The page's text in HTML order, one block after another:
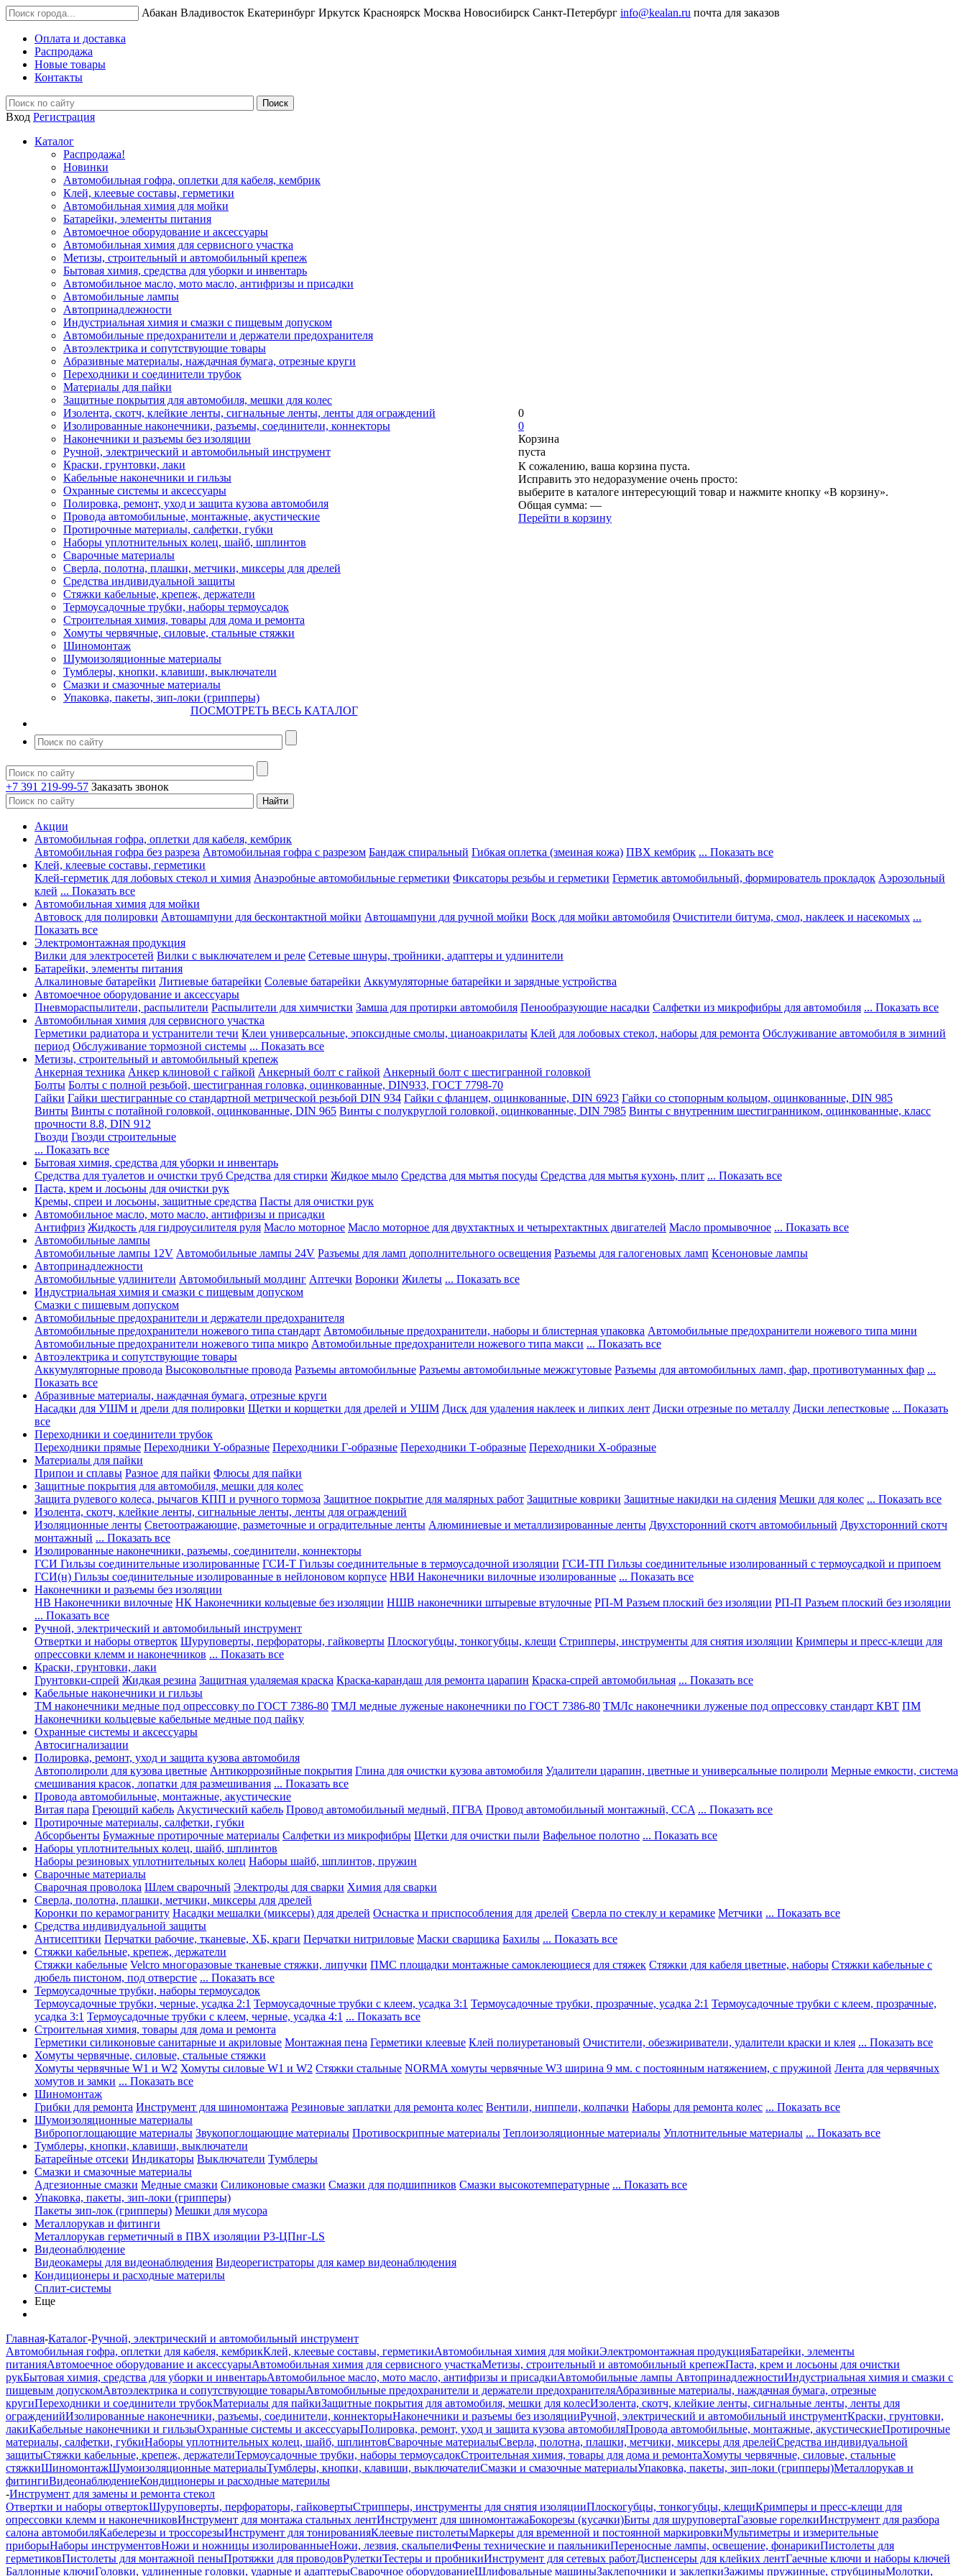
Абакан Владивосток Екатеринбург Иркутск Красноярск Москва Новосибирск Санкт-Петербург info@kealan.ru почта для заказов
Оплата и доставка
Распродажа
Новые товары
Контакты
Вход Регистрация
Каталог
Распродажа!
Новинки
Автомобильная гофра, оплетки для кабеля, кембрик
Клей, клеевые составы, герметики
Автомобильная химия для мойки
Батарейки, элементы питания
Автомоечное оборудование и аксессуары
Автомобильная химия для сервисного участка
Метизы, строительный и автомобильный крепеж
Бытовая химия, средства для уборки и инвентарь
Автомобильное масло, мото масло, антифризы и присадки
Автомобильные лампы
Автопринадлежности
Индустриальная химия и смазки с пищевым допуском
Автомобильные предохранители и держатели предохранителя
Автоэлектрика и сопутствующие товары
Абразивные материалы, наждачная бумага, отрезные круги
Переходники и соединители трубок
Материалы для пайки
Защитные покрытия для автомобиля, мешки для колес
Изолента, скотч, клейкие ленты, сигнальные ленты, ленты для ограждений
Изолированные наконечники, разъемы, соединители, коннекторы
Наконечники и разъемы без изоляции
Ручной, электрический и автомобильный инструмент
Краски, грунтовки, лаки
Кабельные наконечники и гильзы
Охранные системы и аксессуары
Полировка, ремонт, уход и защита кузова автомобиля
Провода автомобильные, монтажные, акустические
Протирочные материалы, салфетки, губки
Наборы уплотнительных колец, шайб, шплинтов
Сварочные материалы
Сверла, полотна, плашки, метчики, миксеры для дрелей
Средства индивидуальной защиты
Стяжки кабельные, крепеж, держатели
Термоусадочные трубки, наборы термоусадок
Строительная химия, товары для дома и ремонта
Хомуты червячные, силовые, стальные стяжки
Шиномонтаж
Шумоизоляционные материалы
Тумблеры, кнопки, клавиши, выключатели
Смазки и смазочные материалы
Упаковка, пакеты, зип-локи (грипперы)
ПОСМОТРЕТЬ ВЕСЬ КАТАЛОГ
+7 391 219-99-57 Заказать звонок
0
0
Корзина
пуста
К сожалению, ваша корзина пуста.
Исправить это недоразумение очень просто:
выберите в каталоге интересующий товар и нажмите кнопку «В корзину».
Общая сумма: —
Перейти в корзину
Акции
Автомобильная гофра, оплетки для кабеля, кембрик
Автомобильная гофра без разреза Автомобильная гофра с разрезом Бандаж спиральный Гибкая оплетка (змеиная кожа) ПВХ кембрик ... Показать все
Клей, клеевые составы, герметики
Клей-герметик для лобовых стекол и химия Анаэробные автомобильные герметики Фиксаторы резьбы и герметики Герметик автомобильный, формирователь прокладок Аэрозольный
клей ... Показать все
Автомобильная химия для мойки
Автовоск для полировки Автошампуни для бесконтактной мойки Автошампуни для ручной мойки Воск для мойки автомобиля Очистители битума, смол, наклеек и насекомых ...
Показать все
Электромонтажная продукция
Вилки для электросетей Вилки с выключателем и реле Сетевые шнуры, тройники, адаптеры и удлинители
Батарейки, элементы питания
Алкалиновые батарейки Литиевые батарейки Солевые батарейки Аккумуляторные батарейки и зарядные устройства
Автомоечное оборудование и аксессуары
Пневмораспылители, распылители Распылители для химчистки Замша для протирки автомобиля Пенообразующие насадки Салфетки из микрофибры для автомобиля ... Показать все
Автомобильная химия для сервисного участка
Герметики радиатора и устранители течи Клеи универсальные, эпоксидные смолы, цианоакрилаты Клей для лобовых стекол, наборы для ремонта Обслуживание автомобиля в зимний
период Обслуживание тормозной системы ... Показать все
Метизы, строительный и автомобильный крепеж
Анкерная техника Анкер клиновой с гайкой Анкерный болт с гайкой Анкерный болт с шестигранной головкой
Болты Болты с полной резьбой, шестигранная головка, оцинкованные, DIN933, ГОСТ 7798-70
Гайки Гайки шестигранные со стандартной метрической резьбой DIN 934 Гайки с фланцем, оцинкованные, DIN 6923 Гайки со стопорным кольцом, оцинкованные, DIN 985
Винты Винты с потайной головкой, оцинкованные, DIN 965 Винты с полукруглой головкой, оцинкованные, DIN 7985 Винты с внутренним шестигранником, оцинкованные, класс
прочности 8.8, DIN 912
Гвозди Гвозди строительные
... Показать все
Бытовая химия, средства для уборки и инвентарь
Средства для туалетов и очистки труб Средства для стирки Жидкое мыло Средства для мытья посуды Средства для мытья кухонь, плит ... Показать все
Паста, крем и лосьоны для очистки рук
Кремы, спреи и лосьоны, защитные средства Пасты для очистки рук
Автомобильное масло, мото масло, антифризы и присадки
Антифриз Жидкость для гидроусилителя руля Масло моторное Масло моторное для двухтактных и четырехтактных двигателей Масло промывочное ... Показать все
Автомобильные лампы
Автомобильные лампы 12V Автомобильные лампы 24V Разъемы для ламп дополнительного освещения Разъемы для галогеновых ламп Ксеноновые лампы
Автопринадлежности
Автомобильные удлинители Автомобильный молдинг Аптечки Воронки Жилеты ... Показать все
Индустриальная химия и смазки с пищевым допуском
Смазки с пищевым допуском
Автомобильные предохранители и держатели предохранителя
Автомобильные предохранители ножевого типа стандарт Автомобильные предохранители, наборы и блистерная упаковка Автомобильные предохранители ножевого типа мини
Автомобильные предохранители ножевого типа микро Автомобильные предохранители ножевого типа макси ... Показать все
Автоэлектрика и сопутствующие товары
Аккумуляторные провода Высоковольтные провода Разъемы автомобильные Разъемы автомобильные межжгутовые Разъемы для автомобильных ламп, фар, противотуманных фар ...
Показать все
Абразивные материалы, наждачная бумага, отрезные круги
Насадки для УШМ и дрели для полировки Щетки и корщетки для дрелей и УШМ Диск для удаления наклеек и липких лент Диски отрезные по металлу Диски лепестковые ... Показать
все
Переходники и соединители трубок
Переходники прямые Переходники Y-образные Переходники Г-образные Переходники Т-образные Переходники Х-образные
Материалы для пайки
Припои и сплавы Разное для пайки Флюсы для пайки
Защитные покрытия для автомобиля, мешки для колес
Защита рулевого колеса, рычагов КПП и ручного тормоза Защитное покрытие для малярных работ Защитные коврики Защитные накидки на сидения Мешки для колес ... Показать все
Изолента, скотч, клейкие ленты, сигнальные ленты, ленты для ограждений
Изоляционные ленты Светоотражающие, разметочные и оградительные ленты Алюминиевые и металлизированные ленты Двухсторонний скотч автомобильный Двухсторонний скотч
монтажный ... Показать все
Изолированные наконечники, разъемы, соединители, коннекторы
ГСИ Гильзы соединительные изолированные ГСИ-Т Гильзы соединительные в термоусадочной изоляции ГСИ-ТП Гильзы соединительные изолированный с термоусадкой и припоем
ГСИ(н) Гильзы соединительные изолированные в нейлоновом корпусе НВИ Наконечники вилочные изолированные ... Показать все
Наконечники и разъемы без изоляции
НВ Наконечники вилочные НК Наконечники кольцевые без изоляции НШВ наконечники штыревые втулочные РП-М Разъем плоский без изоляции РП-П Разъем плоский без изоляции
... Показать все
Ручной, электрический и автомобильный инструмент
Отвертки и наборы отверток Шуруповерты, перфораторы, гайковерты Плоскогубцы, тонкогубцы, клещи Стрипперы, инструменты для снятия изоляции Кримперы и пресс-клещи для
опрессовки клемм и наконечников ... Показать все
Краски, грунтовки, лаки
Грунтовки-спрей Жидкая резина Защитная удаляемая краска Краска-карандаш для ремонта царапин Краска-спрей автомобильная ... Показать все
Кабельные наконечники и гильзы
ТМ наконечники медные под опрессовку по ГОСТ 7386-80 ТМЛ медные луженые наконечники по ГОСТ 7386-80 ТМЛс наконечники луженые под опрессовку стандарт КВТ ПМ
Наконечники кольцевые кабельные медные под пайку
Охранные системы и аксессуары
Автосигнализации
Полировка, ремонт, уход и защита кузова автомобиля
Автополироли для кузова цветные Антикоррозийные покрытия Глина для очистки кузова автомобиля Удалители царапин, цветные и универсальные полироли Мерные емкости, система
смешивания красок, лопатки для размешивания ... Показать все
Провода автомобильные, монтажные, акустические
Витая пара Греющий кабель Акустический кабель Провод автомобильный медный, ПГВА Провод автомобильный монтажный, CCA ... Показать все
Протирочные материалы, салфетки, губки
Абсорбьенты Бумажные протирочные материалы Салфетки из микрофибры Щетки для очистки пыли Вафельное полотно ... Показать все
Наборы уплотнительных колец, шайб, шплинтов
Наборы резиновых уплотнительных колец Наборы шайб, шплинтов, пружин
Сварочные материалы
Сварочная проволока Шлем сварочный Электроды для сварки Химия для сварки
Сверла, полотна, плашки, метчики, миксеры для дрелей
Коронки по керамограниту Насадки мешалки (миксеры) для дрелей Оснастка и приспособления для дрелей Сверла по стеклу и керамике Метчики ... Показать все
Средства индивидуальной защиты
Антисептики Перчатки рабочие, тканевые, ХБ, краги Перчатки нитриловые Маски сварщика Бахилы ... Показать все
Стяжки кабельные, крепеж, держатели
Стяжки кабельные Velcro многоразовые тканевые стяжки, липучки ПМС площадки монтажные самоклеющиеся для стяжек Стяжки для кабеля цветные, наборы Стяжки кабельные с
дюбель пистоном, под отверстие ... Показать все
Термоусадочные трубки, наборы термоусадок
Термоусадочные трубки, черные, усадка 2:1 Термоусадочные трубки с клеем, усадка 3:1 Термоусадочные трубки, прозрачные, усадка 2:1 Термоусадочные трубки с клеем, прозрачные,
усадка 3:1 Термоусадочные трубки с клеем, черные, усадка 4:1 ... Показать все
Строительная химия, товары для дома и ремонта
Герметики силиконовые санитарные и акриловые Монтажная пена Герметики клеевые Клей полиуретановый Очистители, обезжириватели, удалители краски и клея ... Показать все
Хомуты червячные, силовые, стальные стяжки
Хомуты червячные W1 и W2 Хомуты силовые W1 и W2 Стяжки стальные NORMA хомуты червячные W3 ширина 9 мм. с постоянным натяжением, с пружиной Лента для червячных
хомутов и замки ... Показать все
Шиномонтаж
Грибки для ремонта Инструмент для шиномонтажа Резиновые заплатки для ремонта колес Вентили, ниппели, колпачки Наборы для ремонта колес ... Показать все
Шумоизоляционные материалы
Вибропоглощающие материалы Звукопоглощающие материалы Противоскрипные материалы Теплоизоляционные материалы Уплотнительные материалы ... Показать все
Тумблеры, кнопки, клавиши, выключатели
Батарейные отсеки Индикаторы Выключатели Тумблеры
Смазки и смазочные материалы
Адгезионные смазки Медные смазки Силиконовые смазки Смазки для подшипников Смазки высокотемпературные ... Показать все
Упаковка, пакеты, зип-локи (грипперы)
Пакеты зип-лок (грипперы) Мешки для мусора
Металлорукав и фитинги
Металлорукав герметичный в ПВХ изоляции Р3-ЦПнг-LS
Видеонаблюдение
Видеокамеры для видеонаблюдения Видеорегистраторы для камер видеонаблюдения
Кондиционеры и расходные материлы
Сплит-системы
Еще
Главная-Каталог-Ручной, электрический и автомобильный инструмент
Автомобильная гофра, оплетки для кабеля, кембрикКлей, клеевые составы, герметикиАвтомобильная химия для мойкиЭлектромонтажная продукцияБатарейки, элементы
питанияАвтомоечное оборудование и аксессуарыАвтомобильная химия для сервисного участкаМетизы, строительный и автомобильный крепежПаста, крем и лосьоны для очистки
рукБытовая химия, средства для уборки и инвентарьАвтомобильное масло, мото масло, антифризы и присадкиАвтомобильные лампы АвтопринадлежностиИндустриальная химия и смазки с
пищевым допускомАвтоэлектрика и сопутствующие товарыАвтомобильные предохранители и держатели предохранителяАбразивные материалы, наждачная бумага, отрезные
кругиПереходники и соединители трубокМатериалы для пайкиЗащитные покрытия для автомобиля, мешки для колесИзолента, скотч, клейкие ленты, сигнальные ленты, ленты для
огражденийИзолированные наконечники, разъемы, соединители, коннекторыНаконечники и разъемы без изоляцииРучной, электрический и автомобильный инструментКраски, грунтовки,
лакиКабельные наконечники и гильзыОхранные системы и аксессуарыПолировка, ремонт, уход и защита кузова автомобиляПровода автомобильные, монтажные, акустическиеПротирочные
материалы, салфетки, губкиНаборы уплотнительных колец, шайб, шплинтовСварочные материалыСверла, полотна, плашки, метчики, миксеры для дрелейСредства индивидуальной
защитыСтяжки кабельные, крепеж, держателиТермоусадочные трубки, наборы термоусадокСтроительная химия, товары для дома и ремонтаХомуты червячные, силовые, стальные
стяжкиШиномонтажШумоизоляционные материалыТумблеры, кнопки, клавиши, выключателиСмазки и смазочные материалыУпаковка, пакеты, зип-локи (грипперы)Металлорукав и
фитингиВидеонаблюдениеКондиционеры и расходные материлы
-Инструмент для замены и ремонта стекол
Отвертки и наборы отвертокШуруповерты, перфораторы, гайковертыСтрипперы, инструменты для снятия изоляцииПлоскогубцы, тонкогубцы, клещиКримперы и пресс-клещи для
опрессовки клемм и наконечниковИнструмент для монтажа стальных лентИнструмент для шиномонтажаБокорезы (кусачки)Биты для шуруповертаГазовые горелкиИнструмент для разбора
салона автомобиляКабелерезы и троссорезыИнструмент для тонированияКлеевые пистолетыМаркеры для временной и постоянной маркировкиМультиметры и измерительные
приборыНаборы инструментовНожи и ножницы изолированныеНожи, лезвия, скальпелиФены технические и паяльникиПереносные лампы, освещение, фонарикиПистолеты для
герметиковПистолеты для монтажной пеныПротяжки для проводовРулеткиТестеры и пробникиИнструмент для сетевых работДиспенсеры для клейких лентГаечные ключи и наборы ключей
Баллонные ключиГоловки, удлиненные головки, ударные и адаптерыСварочное оборудованиеШлифовальные машиныЗаклепочники и заклепкиЗажимы пружинные, струбциныМолотки,